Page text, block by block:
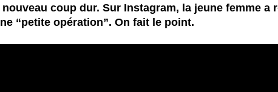
coup dur. Sur Instagram, la jeune femme a
“petite opération”. On fait le point.